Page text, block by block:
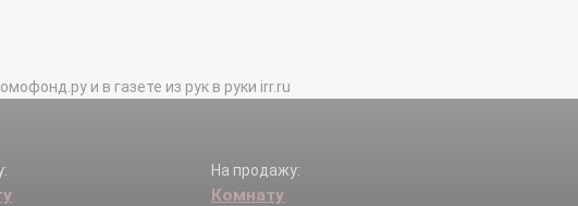
и в газете из рук в руки irr.ru
На продажу:
Комнату